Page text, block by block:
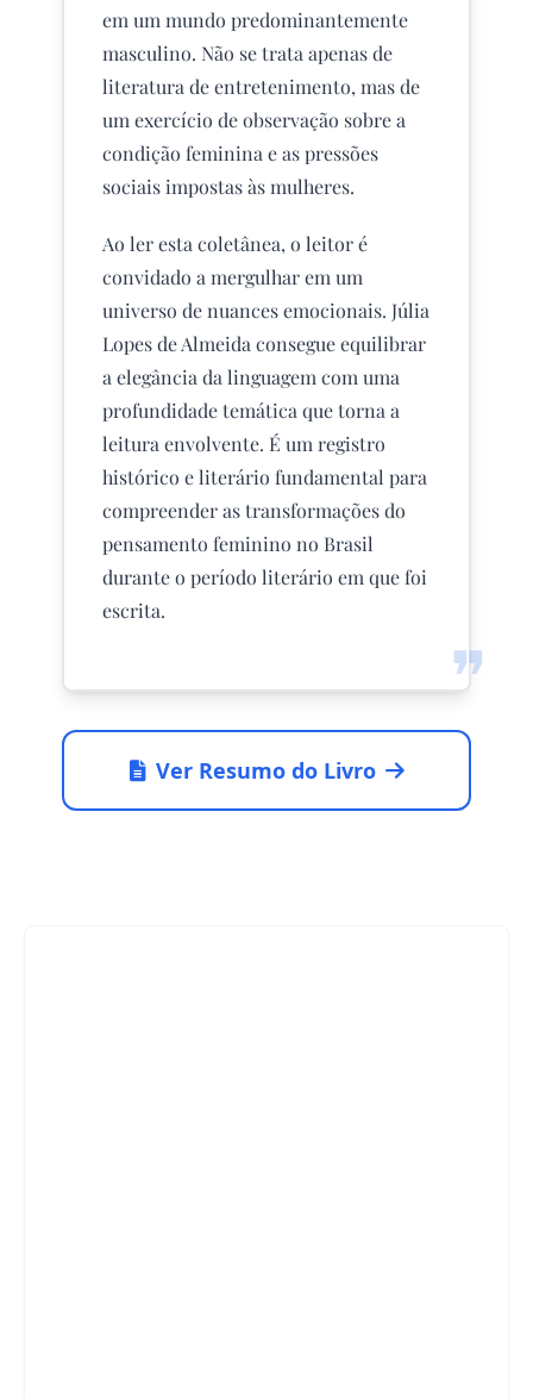
❞
em um mundo predominantemente
masculino. Não se trata apenas de
literatura de entretenimento, mas de
um exercício de observação sobre a
condição feminina e as pressões
sociais impostas às mulheres.
Ao ler esta coletânea, o leitor é
convidado a mergulhar em um
universo de nuances emocionais. Júlia
Lopes de Almeida consegue equilibrar
a elegância da linguagem com uma
profundidade temática que torna a
leitura envolvente. É um registro
histórico e literário fundamental para
compreender as transformações do
pensamento feminino no Brasil
durante o período literário em que foi
escrita.
Ver Resumo do Livro